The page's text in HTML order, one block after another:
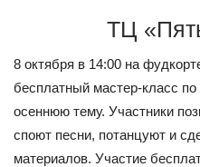
ТЦ
8 октября в 14:00 на
бесплатный мастер-класс
осеннюю тему. Участники
споют песни, потанцуют и
материалов. Участие